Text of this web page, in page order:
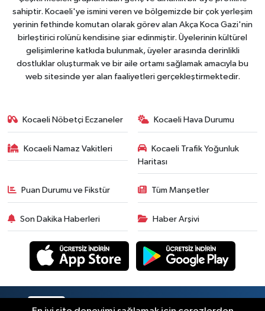
sahiptir. Kocaeli'ye ismini veren ve bölgemizde bir çok yerleşim
yerinin fethinde komutan olarak görev alan Akça Koca Gazi'nin
birleştirici rolünü kendisine şiar edinmiştir. Üyelerinin kültürel
gelişimlerine katkıda bulunmak, üyeler arasında derinlikli
dostluklar oluşturmak ve bir aile ortamı sağlamak amacıyla bu
web sitesinde yer alan faaliyetleri gerçekleştirmektedir.
Kocaeli Nöbetçi Eczaneler Kocaeli Hava Durumu
Kocaeli Namaz Vakitleri
Kocaeli Trafik Yoğunluk
Haritası
Puan Durumu ve Fikstür Tüm Manşetler
Son Dakika Haberleri Haber Arşivi